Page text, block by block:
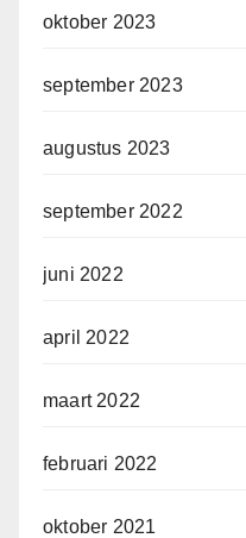
oktober 2023
september 2023
augustus 2023
september 2022
juni 2022
april 2022
maart 2022
februari 2022
oktober 2021